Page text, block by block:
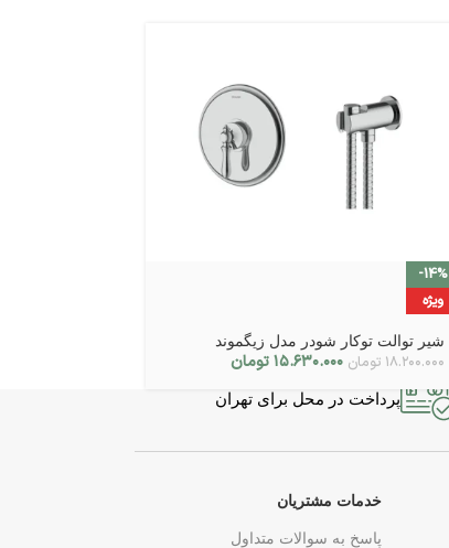
-14%
ویژه
شیر توالت توکار شودر مدل زیگموند
۱۸.۲۰۰.۰۰۰ تومان ۱۵.۶۳۰.۰۰۰ تومان
پرداخت در محل برای تهران
خدمات مشتریان
پاسخ به سوالات متداول